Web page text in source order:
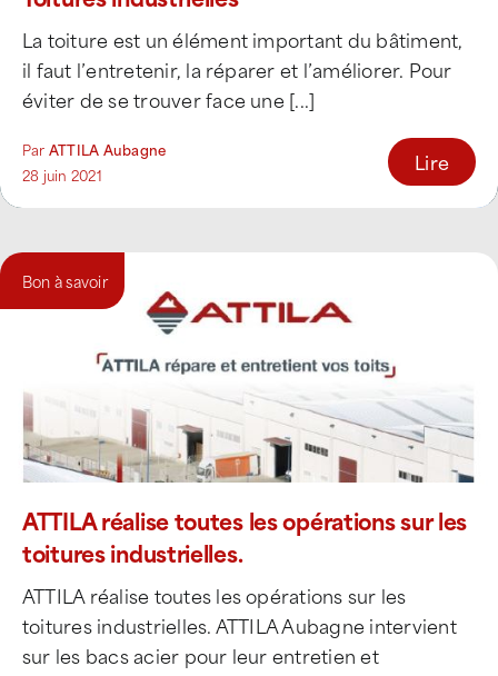
La toiture est un élément important du bâtiment,
il faut l’entretenir, la réparer et l’améliorer. Pour
éviter de se trouver face une [...]
Par ATTILA Aubagne
28 juin 2021
Lire
Bon à savoir
ATTILA réalise toutes les opérations sur les
toitures industrielles.
ATTILA réalise toutes les opérations sur les
toitures industrielles. ATTILA Aubagne intervient
sur les bacs acier pour leur entretien et